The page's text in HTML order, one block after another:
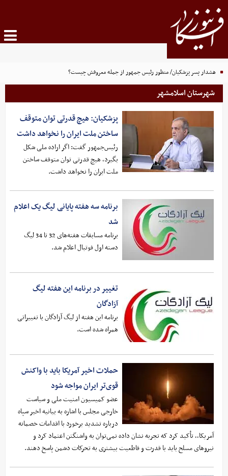
هشدار پسر پزشکیان/ منظور رئیس جمهور از جمله معروفش چیست؟
شهرستان اسلامشهر
پزشکیان: هیچ قدرتی توان متوقف
ساختن ملت ایران را نخواهد داشت
رئیس‌جمهور گفت: اگر اراده ملی شکل
بگیرد، هیچ قدرتی توان متوقف ساختن
ملت ایران را نخواهد داشت.
برنامه سه هفته پایانی لیگ یک اعلام
شد
برنامه مسابقات هفته‌های 32 تا 34 لیگ
دسته اول فوتبال اعلام شد.
تغییر در برنامه این هفته لیگ
آزادگان
برنامه این هفته از لیگ آزادگان با تغییراتی
همراه شده است.
حملات اخیر آمریکا باید با واکنش
قوی‌تر ایران مواجه شود
عضو کمیسیون امنیت ملی و سیاست
خارجی مجلس با اشاره به بیانیه اخیر سپاه
درباره تشدید برخورد با اقدامات خصمانه
آمریکا،، تأکید کرد که تجربه نشان داده نمی‌توان به واشنگتن اعتماد کرد و
نیروهای مسلح باید با قدرت و قاطعیت بیشتری به تحرکات دشمن پاسخ دهند.